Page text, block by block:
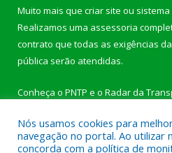
Muito mais que criar site ou
Realizamos uma assessoria
contrato que todas as exigências
pública serão atendidas.
Conheça o PNTP e o Radar da
Nós usamos cookies para
navegação no portal. Ao utilizar
concorda com a política de